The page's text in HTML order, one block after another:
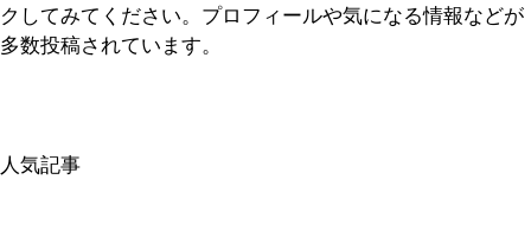
クしてみてください。プロフィールや気になる情報などが
多数投稿されています。
人気記事